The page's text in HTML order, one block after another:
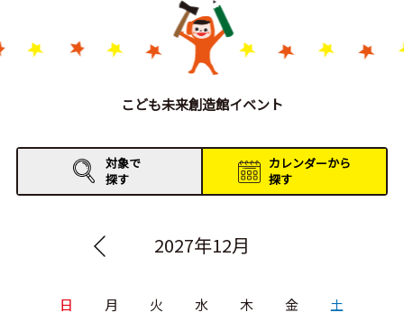
Gがくえん
お知らせ
イベントレポート
こども未来創造館イベント
対象で
探す
カレンダーから
探す
2027年12月
日 月 火 水 木 金 土